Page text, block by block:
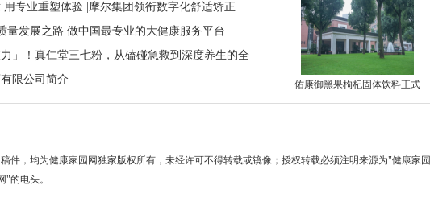
佑康御黑果枸杞固体饮料正式
用专业重塑体验 |摩尔集团领衔数字化舒适矫正
发展之路 做中国最专业的大健康服务平台
」！真仁堂三七粉，从磕碰急救到深度养生的全
限公司简介
件，均为健康家园网独家版权所有，未经许可不得转载或镜像；授权转载必须注明来源为"健康家园
"的电头。